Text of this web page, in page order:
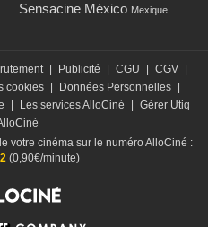
Sensacine México Mexique
Publicité CGU CGV
cookies Données Personnelles
Les services AlloCiné
Gérer Utiq
votre cinéma sur le numéro AlloCiné :
(0,90€/minute)